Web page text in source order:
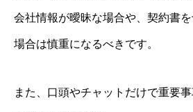
会社情報が曖昧な場合や、契約書
場合は慎重になるべきです。
また、口頭やチャットだけで重要